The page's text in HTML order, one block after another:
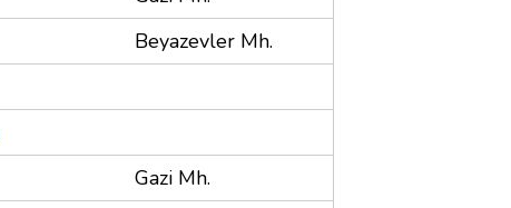
Beyazevler Mh.
Gazi Mh.